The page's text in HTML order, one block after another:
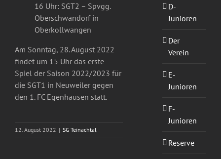
16 Uhr: SGT2 – Spvgg.
Oberschwandorf in
Oberkollwangen
Am Sonntag, 28. August 2022
findet um 15 Uhr das erste
Spiel der Saison 2022/2023 für
die SGT1 in Neuweiler gegen
den 1. FC Egenhausen statt.
12. August 2022 | SG Teinachtal
D-
Junioren
Der
Verein
E-
Junioren
F-
Junioren
Reserve